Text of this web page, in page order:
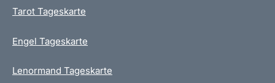
Tarot Tageskarte
Engel Tageskarte
Lenormand Tageskarte